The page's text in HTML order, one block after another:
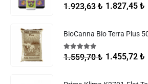
5.005 üzerinden
1.923,63₺ 1.827,45 ₺
BioCanna Bio Terra Plus
5.005 üzerinden
1.559,70₺ 1.455,72 ₺